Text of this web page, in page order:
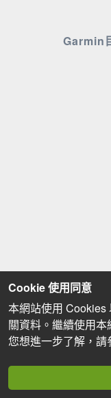
Garmin
Cookie 使用同意
本網站使用 Cookies
關資料。繼續使用
您想進一步了解，請